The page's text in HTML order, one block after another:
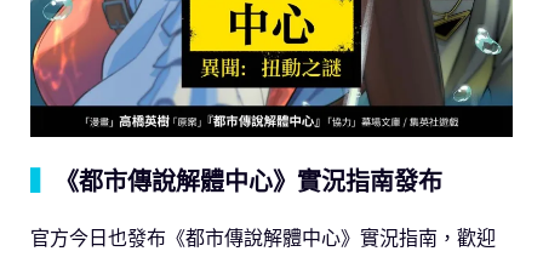
《都市傳說解體中心》實況指南發布
官方今日也發布《都市傳說解體中心》實況指南，歡迎